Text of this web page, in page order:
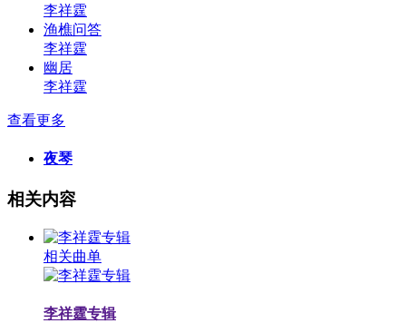
李祥霆
渔樵问答
李祥霆
幽居
李祥霆
查看更多
夜琴
相关内容
相关曲单
李祥霆专辑